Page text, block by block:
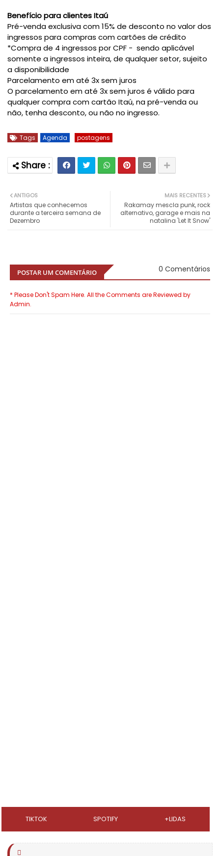
Benefício para clientes Itaú
Pré-venda exclusiva com 15% de desconto no valor dos
ingressos para compras com cartões de crédito
*Compra de 4 ingressos por CPF - sendo aplicável
somente a ingressos inteira, de qualquer setor, sujeito
a disponibilidade
Parcelamento em até 3x sem juros
O parcelamento em até 3x sem juros é válido para
qualquer compra com cartão Itaú, na pré-venda ou
não, tenha desconto, ou não no ingresso.
Tags Agenda postagens
MAIS RECENTES
Rakamay mescla punk, rock
alternativo, garage e mais na
natalina 'Let It Snow'
ANTIGOS
Artistas que conhecemos
durante a terceira semana de
Dezembro
POSTAR UM COMENTÁRIO 0 Comentários
* Please Don't Spam Here. All the Comments are Reviewed by
Admin.
TIKTOK SPOTIFY +LIDAS